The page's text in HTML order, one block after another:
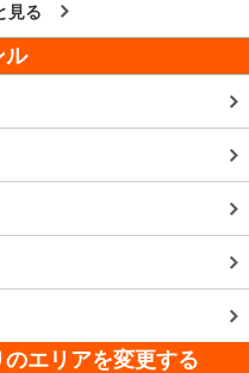
見る
ル
エリアを変更する